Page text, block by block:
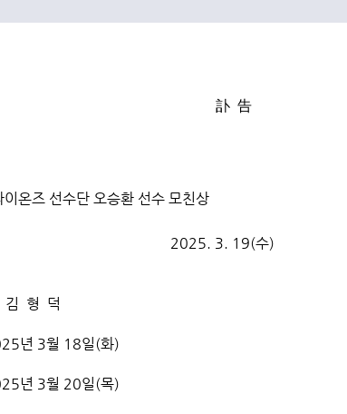
訃 告
즈 선수단 오승환 선수 모친상
3. 19(수)
김 형 덕
년 3월 18일(화)
년 3월 20일(목)